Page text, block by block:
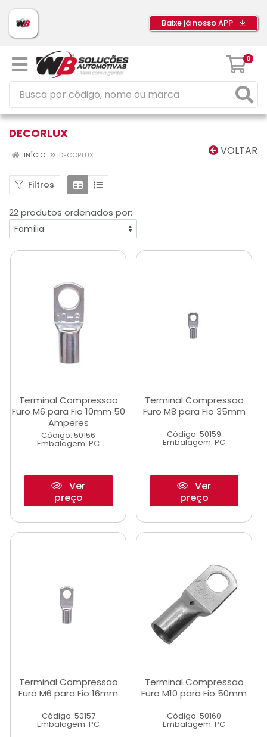
Baixe já nosso APP
0
DECORLUX
VOLTAR
INÍCIO DECORLUX
Filtros
22 produtos ordenados por:
Terminal Compressao
Furo M6 para Fio 10mm 50
Amperes
Código: 50156
Embalagem: PC
Ver
preço
Terminal Compressao
Furo M8 para Fio 35mm
Código: 50159
Embalagem: PC
Ver
preço
Terminal Compressao
Furo M6 para Fio 16mm
Código: 50157
Embalagem: PC
Terminal Compressao
Furo M10 para Fio 50mm
Código: 50160
Embalagem: PC